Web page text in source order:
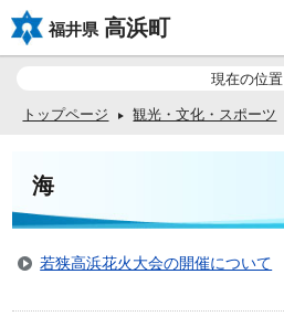
福井県 高浜町
現在の位置
トップページ 観光・文化・スポーツ
海
若狭高浜花火大会の開催について